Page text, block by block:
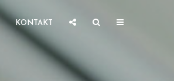
KONTAKT